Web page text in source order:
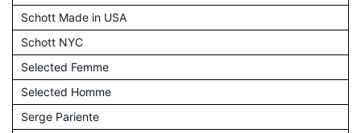
Schott Made in USA
Schott NYC
Selected Femme
Selected Homme
Serge Pariente